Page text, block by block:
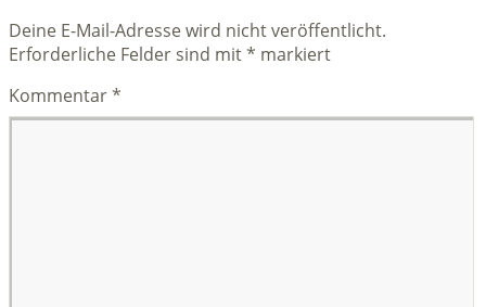
Deine E-Mail-Adresse wird nicht veröffentlicht.
Erforderliche Felder sind mit* markiert
Kommentar*